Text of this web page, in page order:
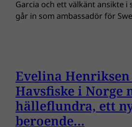
Garcia och ett välkänt ansikte i
går in som ambassadör för
Evelina Henriksen
Havsfiske i Norge
hälleflundra, ett
beroende…